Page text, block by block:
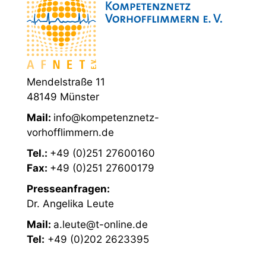
Mendelstraße 11
48149 Münster
Mail: info@kompetenznetz-
vorhofflimmern.de
Tel.: +49 (0)251 27600160
Fax: +49 (0)251 27600179
Presseanfragen:
Dr. Angelika Leute
Mail: a.leute@t-online.de
Tel: +49 (0)202 2623395